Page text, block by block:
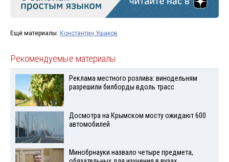
Ещё материалы: Константин Ушаков
Рекомендуемые материалы
Реклама местного розлива: винодельням
разрешили билборды вдоль трасс
Досмотра на Крымском мосту ожидают 600
автомобилей
Минобрнауки назвало четыре предмета,